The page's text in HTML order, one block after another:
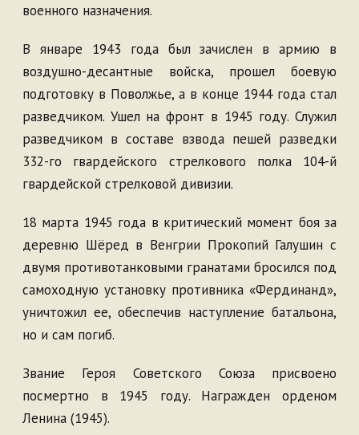
военного назначения.
В январе 1943 года был зачислен в армию в
воздушно-десантные войска, прошел боевую
подготовку в Поволжье, а в конце 1944 года стал
разведчиком. Ушел на фронт в 1945 году. Служил
разведчиком в составе взвода пешей разведки
332-го гвардейского стрелкового полка 104-й
гвардейской стрелковой дивизии.
18 марта 1945 года в критический момент боя за
деревню Шёред в Венгрии Прокопий Галушин с
двумя противотанковыми гранатами бросился под
самоходную установку противника «Фердинанд»,
уничтожил ее, обеспечив наступление батальона,
но и сам погиб.
Звание Героя Советского Союза присвоено
посмертно в 1945 году. Награжден орденом
Ленина (1945).